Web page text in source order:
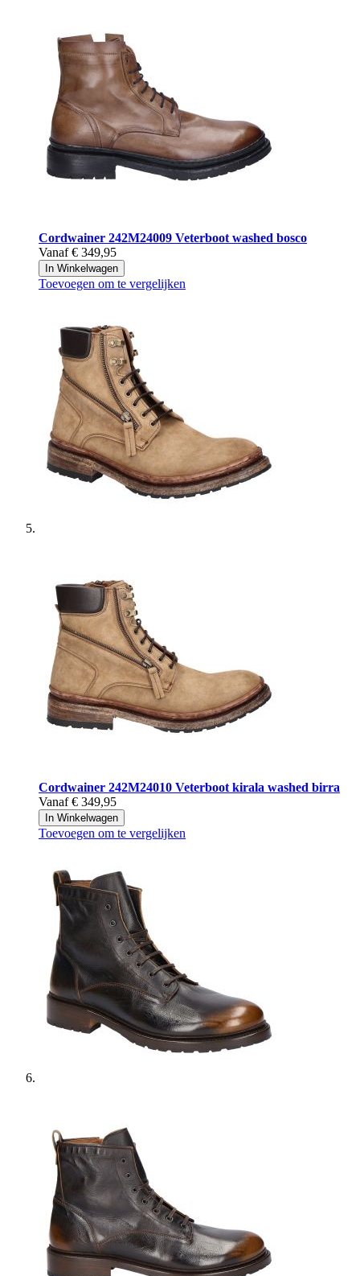
Cordwainer 242M24009 Veterboot washed bosco
Vanaf € 349,95
In Winkelwagen
Toevoegen om te vergelijken
Cordwainer 242M24010 Veterboot kirala washed birra
Vanaf € 349,95
In Winkelwagen
Toevoegen om te vergelijken